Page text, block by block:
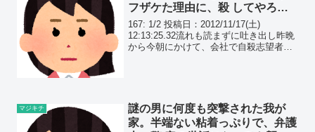
フザケた理由に、殺 してやろう
かと思ったのは、俺だけではない
はず…
167: 1/2 投稿日：2012/11/17(土)
12:13:25.32流れも読まずに吐き出し昨晩
から今朝にかけて、会社で自殺志望者の
マジキチ
謎の男に何度も突撃された我が
家。半端ない粘着っぷりで、弁護